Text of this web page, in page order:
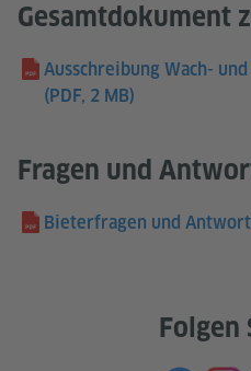
Gesamtdokument
Ausschreibung Wach-
(PDF, 2 MB)
Fragen und
Bieterfragen und
Folgen